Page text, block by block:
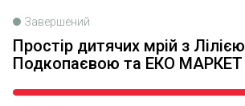
Завершений
Простір дитячих мрій з Лілією
Подкопаєвою та ЕКО МАРКЕТ